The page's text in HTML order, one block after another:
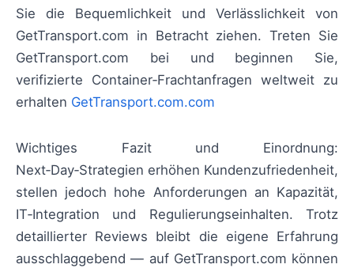
Sie die Bequemlichkeit und Verlässlichkeit von
GetTransport.com in Betracht ziehen. Treten Sie
GetTransport.com bei und beginnen Sie,
verifizierte Container‑Frachtanfragen weltweit zu
erhalten GetTransport.com.com
Wichtiges Fazit und Einordnung:
Next‑Day‑Strategien erhöhen Kundenzufriedenheit,
stellen jedoch hohe Anforderungen an Kapazität,
IT‑Integration und Regulierungseinhalten. Trotz
detaillierter Reviews bleibt die eigene Erfahrung
ausschlaggebend — auf GetTransport.com können